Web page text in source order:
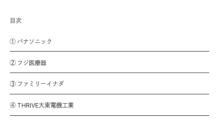
目次
① パナソニック
② フジ医療器
③ ファミリーイナダ
④ THRIVE大東電機工業